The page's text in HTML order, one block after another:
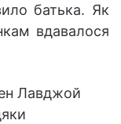
батька. Як
вдавалося
Лавджой